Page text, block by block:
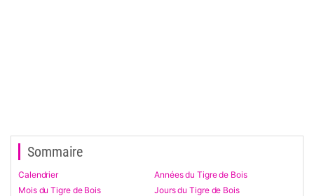
Sommaire
Calendrier
Années du Tigre de Bois
Mois du Tigre de Bois
Jours du Tigre de Bois